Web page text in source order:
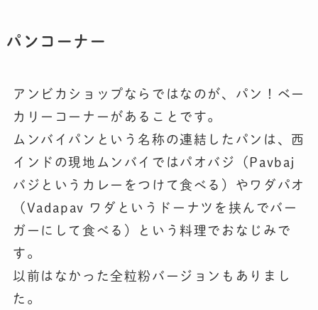
パンコーナー
アンビカショップならではなのが、パン！ベー
カリーコーナーがあることです。
ムンバイパンという名称の連結したパンは、西
インドの現地ムンバイではパオバジ（Pavbaj
バジというカレーをつけて食べる）やワダパオ
（Vadapav ワダというドーナツを挟んでバー
ガーにして食べる）という料理でおなじみで
す。
以前はなかった全粒粉バージョンもありまし
た。